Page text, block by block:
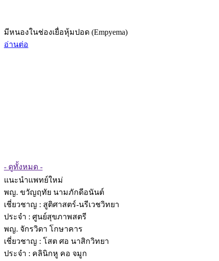
มีหนองในช่องเยื่อหุ้มปอด (Empyema)
อ่านต่อ
- ดูทั้งหมด -
แนะนำแพทย์ใหม่
พญ. ขวัญฤทัย นามภักดีอนันต์
เชี่ยวชาญ : สูติศาสตร์-นรีเวชวิทยา
ประจำ : ศูนย์สุขภาพสตรี
พญ. จักรวิดา โกษาคาร
เชี่ยวชาญ : โสต ศอ นาสิกวิทยา
ประจำ : คลินิกหู คอ จมูก